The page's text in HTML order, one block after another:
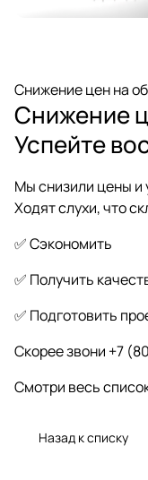
Снижение цен на
Снижение
Успейте
Мы снизили цены
Ходят слухи, что
✅ Сэкономить
✅ Получить
✅ Подготовить
Скорее звони +7
Смотри весь
Назад к списку